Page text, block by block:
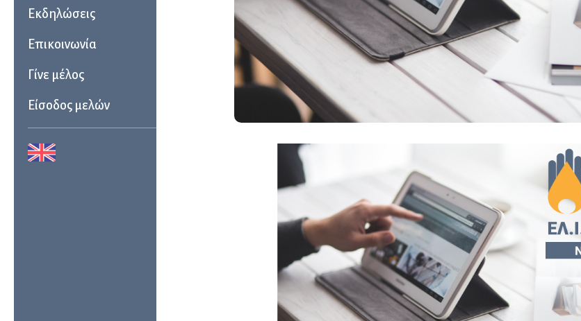
Εκδηλώσεις
Επικοινωνία
Γίνε μέλος
Είσοδος μελών